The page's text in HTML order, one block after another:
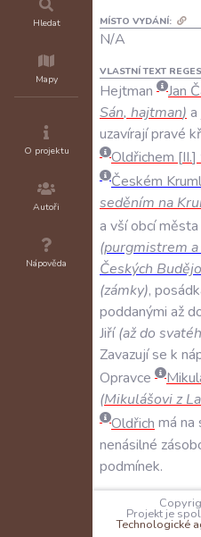
Hledat
Mapy
O projektu
Autoři
Nápověda
MÍSTO VYDÁNÍ:
N/A
VLASTNÍ TEXT
Hejtman Jan
Sán, hajtman) a
uzavírajípravé
Oldřichem II.
Českém
seděním na
a všíobcíměsta
(purgmistrem a
Českých
(zámky),
poddanými až
Jiří(aždo
Zavazujíse k
Opravce
(Mikulášoviz
Oldřich má na
nenásilné
podmínek.
N/A Projekt je
Technologické